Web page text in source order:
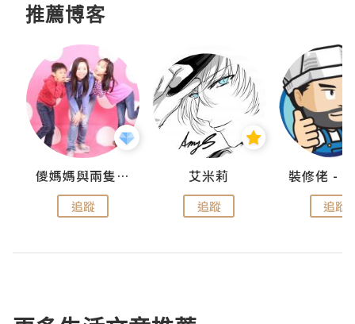
推薦博客
儍媽媽與兩隻小魔怪之家
追蹤
艾米莉
追蹤 追蹤